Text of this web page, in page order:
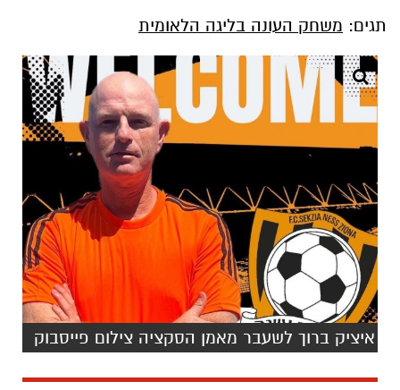
תגים: משחק העונה בליגה הלאומית
איציק ברוך לשעבר מאמן הסקציה צילום פייסבוק